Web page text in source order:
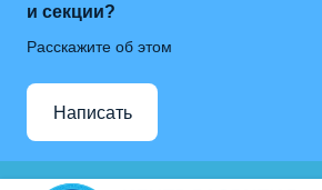
и секции?
Расскажите об этом
Написать